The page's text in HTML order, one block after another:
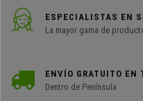
ESPECIALISTAS EN
La mayor gama de
ENVÍO GRATUITO EN
Dentro de Península